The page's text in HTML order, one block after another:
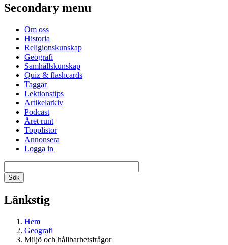
Secondary menu
Om oss
Historia
Religionskunskap
Geografi
Samhällskunskap
Quiz & flashcards
Taggar
Lektionstips
Artikelarkiv
Podcast
Året runt
Topplistor
Annonsera
Logga in
Länkstig
Hem
Geografi
Miljö och hållbarhetsfrågor